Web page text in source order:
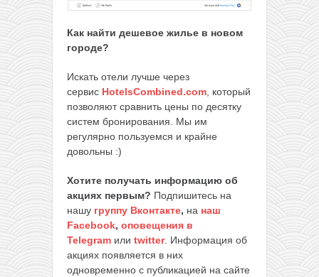
Как найти дешевое жилье в новом
городе?
Искать отели лучше через
сервис HotelsCombined.com, который
позволяют сравнить цены по десятку
систем бронирования. Мы им
регулярно пользуемся и крайне
довольны :)
Хотите получать информацию об
акциях первым? Подпишитесь на
нашу группу Вконтакте, на наш
Facebook, оповещения в
Telegram или twitter. Информация об
акциях появляется в них
одновременно с публикацией на сайте